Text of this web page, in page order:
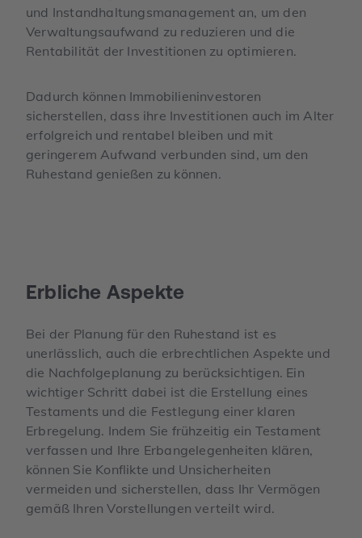
und Instandhaltungsmanagement an, um den
Verwaltungsaufwand zu reduzieren und die
Rentabilität der Investitionen zu optimieren.
Dadurch können Immobilieninvestoren
sicherstellen, dass ihre Investitionen auch im Alter
erfolgreich und rentabel bleiben und mit
geringerem Aufwand verbunden sind, um den
Ruhestand genießen zu können.
Erbliche Aspekte
Bei der Planung für den Ruhestand ist es
unerlässlich, auch die erbrechtlichen Aspekte und
die Nachfolgeplanung zu berücksichtigen. Ein
wichtiger Schritt dabei ist die Erstellung eines
Testaments und die Festlegung einer klaren
Erbregelung. Indem Sie frühzeitig ein Testament
verfassen und Ihre Erbangelegenheiten klären,
können Sie Konflikte und Unsicherheiten
vermeiden und sicherstellen, dass Ihr Vermögen
gemäß Ihren Vorstellungen verteilt wird.